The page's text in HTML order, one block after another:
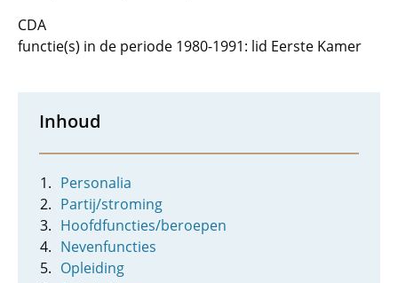
CDA
functie(s) in de periode 1980-1991: lid Eerste Kamer
Inhoud
Personalia
Partij/stroming
Hoofdfuncties/beroepen
Nevenfuncties
Opleiding